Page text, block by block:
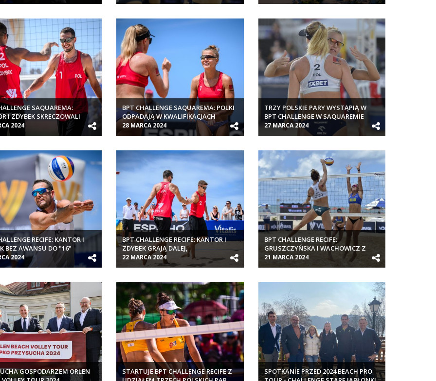
SAQUAREMA:
I ZDYBEK SKRECZOWALI
2024
BPT CHALLENGE SAQUAREMA: POLKI
ODPADAJĄ W KWALIFIKACJACH
28 MARCA 2024
TRZY POLSKIE PARY WYSTĄPIĄ W
BPT CHALLENGE W SAQUAREMIE
27 MARCA 2024
RECIFE: KANTOR I
BEZ AWANSU DO "16"
2024
BPT CHALLENGE RECIFE: KANTOR I
ZDYBEK GRAJĄ DALEJ,
GRUSZCZYŃSKA I WACHOWICZ
WYELIMINOWANE
22 MARCA 2024
BPT CHALLENGE RECIFE:
GRUSZCZYŃSKA I WACHOWICZ Z
AWANSEM DO GŁÓWNEJ DRABINKI
21 MARCA 2024
GOSPODARZEM ORLEN
STARTUJE BPT CHALLENGE RECIFE Z
SPOTKANIE PRZED 2024 BEACH PRO